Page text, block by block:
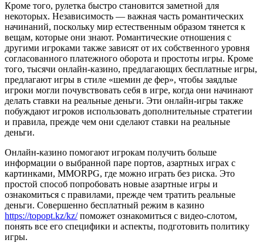
Кроме того, рулетка быстро становится заметной для
некоторых. Независимость — важная часть романтических
начинаний, поскольку мир естественным образом тянется к
вещам, которые они знают. Романтические отношения с
другими игроками также зависят от их собственного уровня
согласованного платежного оборота и простоты игры. Кроме
того, тысячи онлайн-казино, предлагающих бесплатные игры,
предлагают игры в стиле «шемин де фер», чтобы заядлые
игроки могли почувствовать себя в игре, когда они начинают
делать ставки на реальные деньги. Эти онлайн-игры также
побуждают игроков использовать дополнительные стратегии
и правила, прежде чем они сделают ставки на реальные
деньги.
Онлайн-казино помогают игрокам получить больше
информации о выбранной паре портов, азартных играх с
картинками, MMORPG, где можно играть без риска. Это
простой способ попробовать новые азартные игры и
ознакомиться с правилами, прежде чем тратить реальные
деньги. Совершенно бесплатный режим в казино
https://topopt.kz/kz/поможет ознакомиться с видео-слотом,
понять все его специфики и аспекты, подготовить политику
игры.